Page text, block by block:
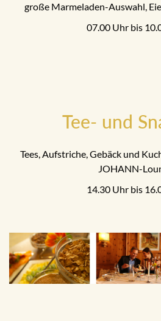
große Marmeladen-Auswahl,
07.00 Uhr bis
Tee- und
Tees, Aufstriche, Gebäck und
JOHANN-
14.30 Uhr bis